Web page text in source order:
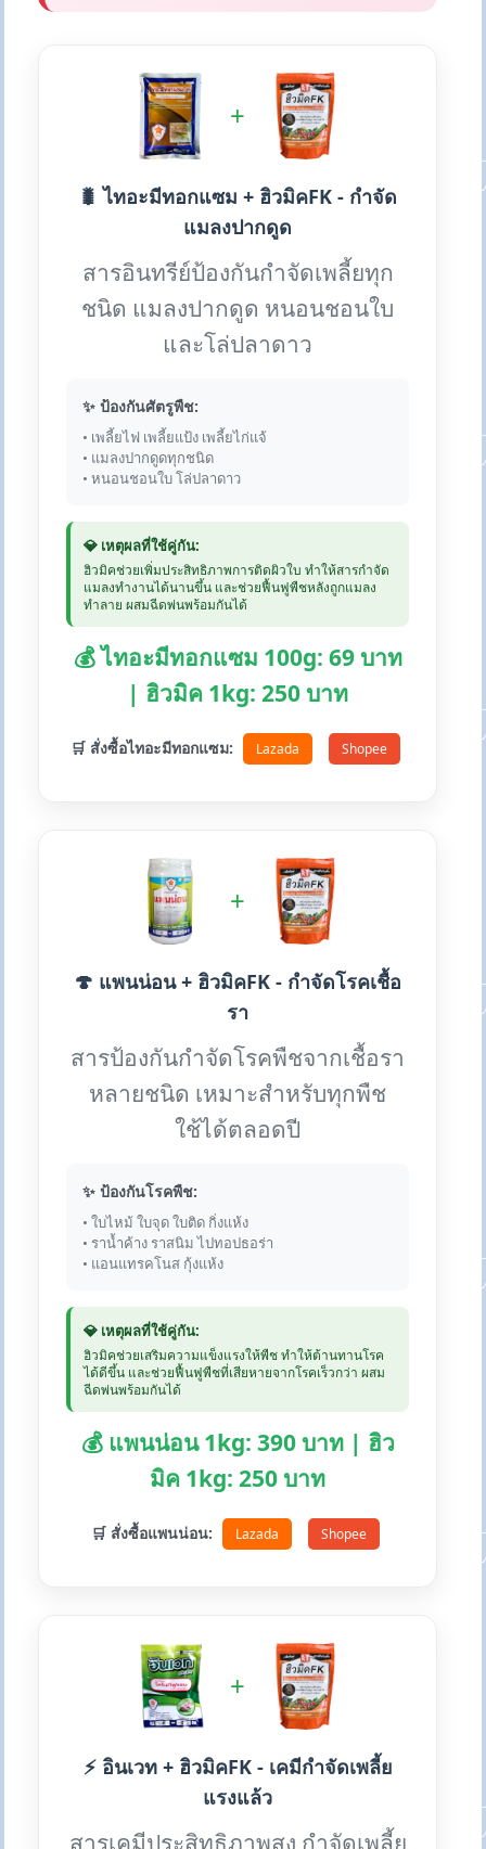
+
🐛 ไทอะมีทอกแซม + ฮิวมิคFK - กำจัด
แมลงปากดูด
สารอินทรีย์ป้องกันกำจัดเพลี้ยทุก
ชนิด แมลงปากดูด หนอนชอนใบ
และโล่ปลาดาว
✨ ป้องกันศัตรูพืช:
• เพลี้ยไฟ เพลี้ยแป้ง เพลี้ยไก่แจ้
• แมลงปากดูดทุกชนิด
• หนอนชอนใบ โล่ปลาดาว
💎 เหตุผลที่ใช้คู่กัน:
ฮิวมิคช่วยเพิ่มประสิทธิภาพการติดผิวใบ ทำให้สารกำจัด
แมลงทำงานได้นานขึ้น และช่วยฟื้นฟูพืชหลังถูกแมลง
ทำลาย ผสมฉีดพ่นพร้อมกันได้
💰 ไทอะมีทอกแซม 100g: 69 บาท
| ฮิวมิค 1kg: 250 บาท
🛒 สั่งซื้อไทอะมีทอกแซม: Lazada Shopee
+
🍄 แพนน่อน + ฮิวมิคFK - กำจัดโรคเชื้อ
รา
สารป้องกันกำจัดโรคพืชจากเชื้อรา
หลายชนิด เหมาะสำหรับทุกพืช
ใช้ได้ตลอดปี
✨ ป้องกันโรคพืช:
• ใบไหม้ ใบจุด ใบติด กิ่งแห้ง
• ราน้ำค้าง ราสนิม ไปทอปธอร่า
• แอนแทรคโนส กุ้งแห้ง
💎 เหตุผลที่ใช้คู่กัน:
ฮิวมิคช่วยเสริมความแข็งแรงให้พืช ทำให้ต้านทานโรค
ได้ดีขึ้น และช่วยฟื้นฟูพืชที่เสียหายจากโรคเร็วกว่า ผสม
ฉีดพ่นพร้อมกันได้
💰 แพนน่อน 1kg: 390 บาท | ฮิว
มิค 1kg: 250 บาท
🛒 สั่งซื้อแพนน่อน: Lazada Shopee
+
⚡ อินเวท + ฮิวมิคFK - เคมีกำจัดเพลี้ย
แรงแล้ว
สารเคมีประสิทธิภาพสูง กำจัดเพลี้ย